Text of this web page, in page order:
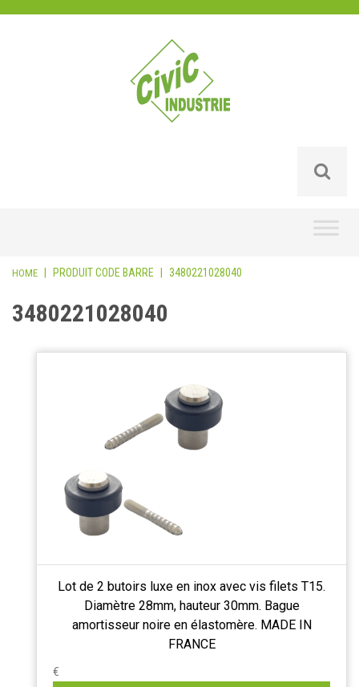
HOME PRODUIT CODE BARRE 3480221028040
3480221028040
Lot de 2 butoirs luxe en inox avec vis filets T15.
Diamètre 28mm, hauteur 30mm. Bague
amortisseur noire en élastomère. MADE IN
FRANCE
€